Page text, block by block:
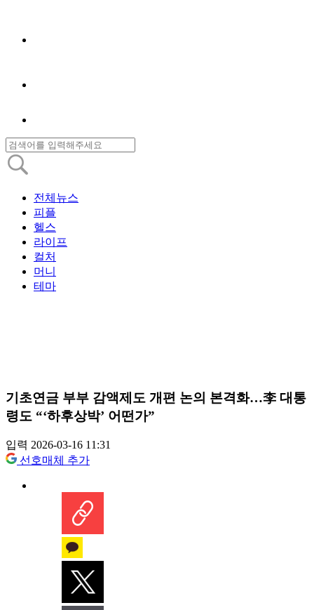
전체뉴스
피플
헬스
라이프
컬처
머니
테마
기초연금 부부 감액제도 개편 논의 본격화…李 대통
령도 “‘하후상박’ 어떤가”
입력 2026-03-16 11:31
선호매체 추가